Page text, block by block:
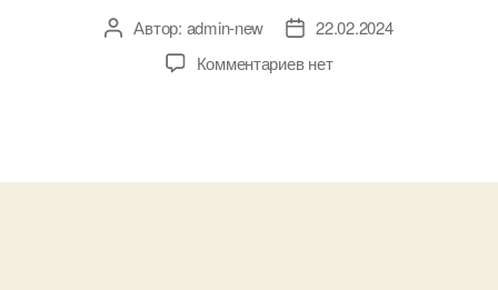
А Автор: admin-new
Д
т
22.02.2024
Комментариевк
с
нет